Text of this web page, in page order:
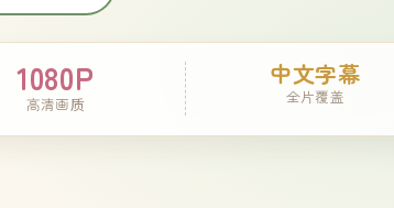
1080P
高清画质
中文字幕
全片覆盖